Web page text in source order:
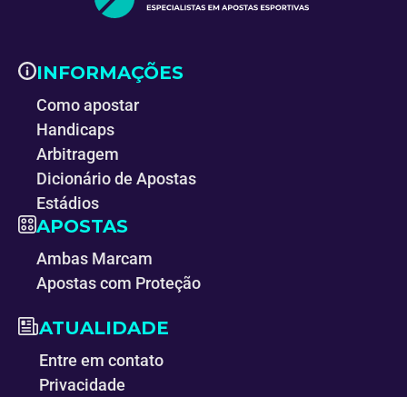
INFORMAÇÕES
Como apostar
Handicaps
Arbitragem
Dicionário de Apostas
Estádios
APOSTAS
Ambas Marcam
Apostas com Proteção
ATUALIDADE
Entre em contato
Privacidade